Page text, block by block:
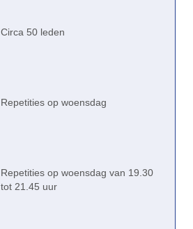
Circa 50 leden
Repetities op woensdag
Repetities op woensdag van 19.30
tot 21.45 uur